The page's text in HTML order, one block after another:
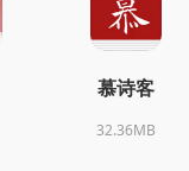
慕诗客
32.36MB